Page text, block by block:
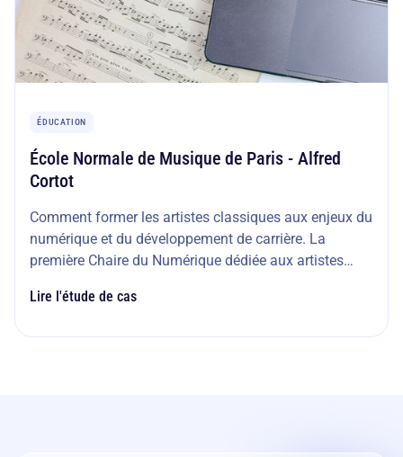
ÉDUCATION
École Normale de Musique de Paris - Alfred
Cortot
Comment former les artistes classiques aux enjeux du
numérique et du développement de carrière. La
première Chaire du Numérique dédiée aux artistes
jeunes talents à construire leur carrière, développer
Lire l'étude de cas